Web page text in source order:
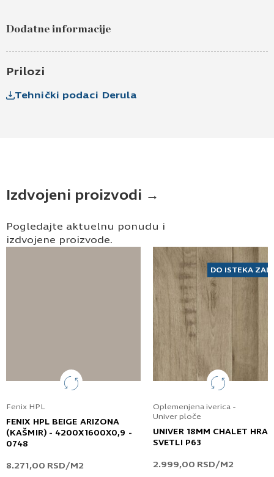
Kontakt e-pošta
Kontakt telefon
privatnosti
Prijavljujem se za vesti i obaveštenja putem
Dodatne informacije
Prilozi
Tehnički podaci Derula
Izdvojeni proizvodi →
Pogledajte aktuelnu ponudu i
izdvojene proizvode.
Fenix HPL
FENIX HPL BEIGE ARIZONA
(KAŠMIR) - 4200X1600X0,9 -
0748
8.271,00 RSD/M2
DO ISTEKA
Oplemenjena iverica -
Univer ploče
UNIVER 18MM CHALET
SVETLI P63
2.999,00 RSD/M2